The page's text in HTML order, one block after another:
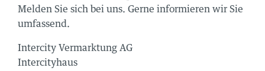
00 50
Melden Sie sich bei uns. Gerne informieren wir Sie
umfassend.
Intercity Vermarktung AG
Intercityhaus